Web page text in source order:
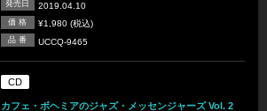
発売日 2019.04.10
価 格 ¥1,980 (税込)
品 番 UCCQ-9465
CD
カフェ・ボヘミアのジャズ・メッセンジャーズ Vol. 2